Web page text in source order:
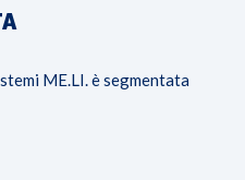
ME.LI. è segmentata